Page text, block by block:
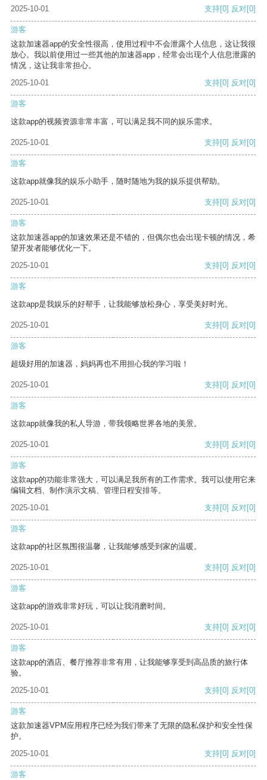
2025-10-01 支持[0] 反对[0]
游客
这款加速器app的安全性很高，使用过程中不会泄露个人信息，这让我很
放心。我以前使用过一些其他的加速器app，经常会出现个人信息泄露的
情况，这让我非常担心。
2025-10-01
支持[0] 反对[0]
游客
这款app的视频资源非常丰富，可以满足我不同的娱乐需求。
2025-10-01 支持[0] 反对[0]
游客
这款app就像我的娱乐小助手，随时随地为我的娱乐提供帮助。
2025-10-01 支持[0] 反对[0]
游客
这款加速器app的加速效果还是不错的，但偶尔也会出现卡顿的情况，希
望开发者能够优化一下。
2025-10-01
支持[0] 反对[0]
游客
这款app是我娱乐的好帮手，让我能够放松身心，享受美好时光。
2025-10-01 支持[0] 反对[0]
游客
超级好用的加速器，妈妈再也不用担心我的学习啦！
2025-10-01 支持[0] 反对[0]
游客
这款app就像我的私人导游，带我领略世界各地的美景。
2025-10-01 支持[0] 反对[0]
游客
这款app的功能非常强大，可以满足我所有的工作需求。我可以使用它来
编辑文档、制作演示文稿、管理日程安排等。
2025-10-01
支持[0] 反对[0]
游客
这款app的社区氛围很温馨，让我能够感受到家的温暖。
2025-10-01 支持[0] 反对[0]
游客
这款app的游戏非常好玩，可以让我消磨时间。
2025-10-01 支持[0] 反对[0]
游客
这款app的酒店、餐厅推荐非常有用，让我能够享受到高品质的旅行体
验。
2025-10-01
支持[0] 反对[0]
游客
这款加速器VPM应用程序已经为我们带来了无限的隐私保护和安全性保
护。
2025-10-01
支持[0] 反对[0]
游客